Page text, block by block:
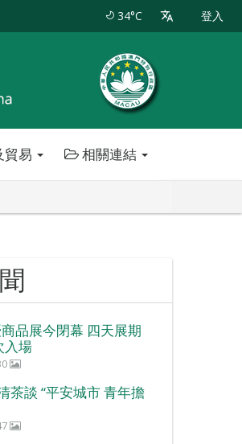
34°C 登入
易 相關連結
品展今閉幕 四天展期
入場
茶談 “平安城市 青年擔